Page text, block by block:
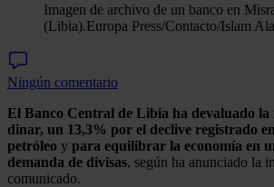
Imagen de archivo de un banco en
(Libia).Europa Press/Contacto/Islam
Ningún comentario
El Banco Central de Libia ha devaluado la
dinar, un 13,3% por el declive registrado
petróleo y para equilibrar la economía en
demanda de divisas, según ha anunciado la
comunicado.